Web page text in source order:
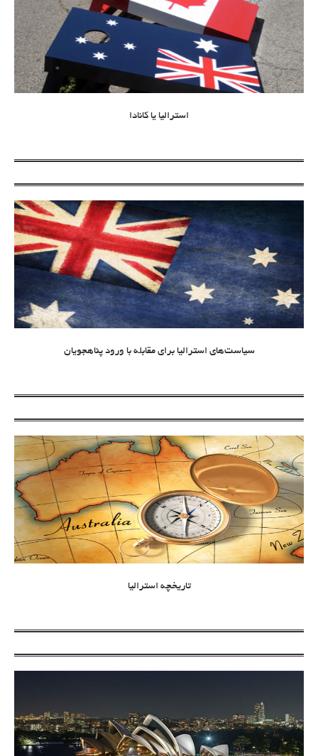
استرالیا یا کانادا
سیاست‌های استرالیا برای مقابله با ورود پناهجویان
تاریخچه استرالیا